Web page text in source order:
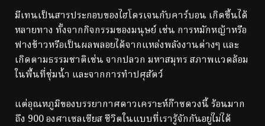
มีเทนเป็นสารประกอบของไฮโดรเจนกับคาร์บอน เกิดขึ้นได้
หลายทาง ทั้งจากกิจกรรมของมนุษย์ เช่น การหมักหญ้าหรือ
ฟางข้าวหรือเป็นผลพลอยได้จากแหล่งพลังงานต่างๆ และ
เกิดตามธรรมชาติเช่น จากปลวก มหาสมุทร สภาพแวดล้อม
ในพื้นที่ชุ่มน้ำ และจากการทำปศุสัตว์
แต่อุณหภูมิของบรรยากาศดาวเคราะห์ก๊าซดวงนี้ ร้อนมาก
ถึง 900 องศาเซลเซียส ชีวิตในแบบที่เรารู้จักกันอยู่ไม่ได้